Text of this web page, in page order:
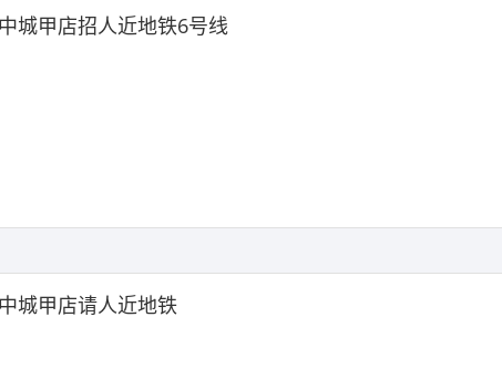
城甲店招人近地铁6号线
城甲店请人近地铁